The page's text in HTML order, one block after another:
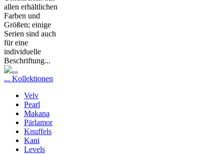
allen erhältlichen
Farben und
Größen; einige
Serien sind auch
für eine
individuelle
Beschriftung...
... Kollektionen
Velv
Pearl
Makana
Pärlamor
Knuffels
Kani
Levels